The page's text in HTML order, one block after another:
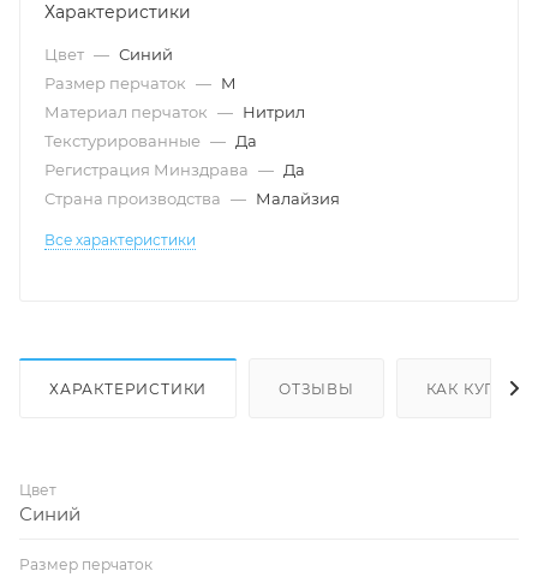
Характеристики
Цвет — Синий
Размер перчаток — M
Материал перчаток — Нитрил
Текстурированные — Да
Регистрация Минздрава — Да
Страна производства — Малайзия
Все характеристики
ХАРАКТЕРИСТИКИ ОТЗЫВЫ КАК КУПИТЬ
Цвет
Синий
Размер перчаток